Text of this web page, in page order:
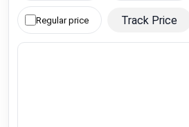
Regular price Track Price